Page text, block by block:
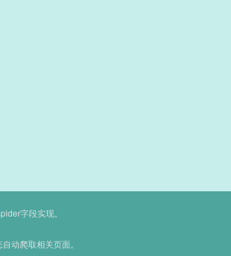
字段实现。
动爬取相关页面。